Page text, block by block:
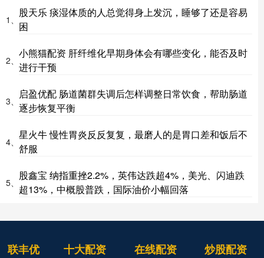
1、
股天乐 痰湿体质的人总觉得身上发沉，睡够了还是容易
困
2、
小熊猫配资 肝纤维化早期身体会有哪些变化，能否及时
进行干预
3、
启盈优配 肠道菌群失调后怎样调整日常饮食，帮助肠道
逐步恢复平衡
4、
星火牛 慢性胃炎反反复复，最磨人的是胃口差和饭后不
舒服
5、
股鑫宝 纳指重挫2.2%，英伟达跌超4%，美光、闪迪跌
超13%，中概股普跌，国际油价小幅回落
联丰优
十大配资
在线配资
炒股配资